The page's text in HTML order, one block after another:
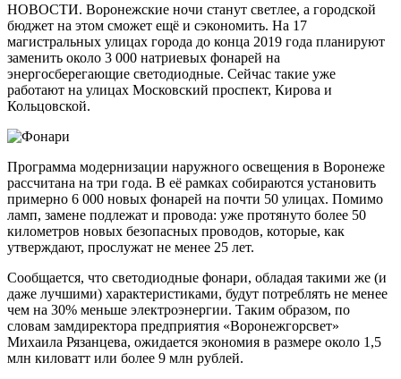
НОВОСТИ. Воронежские ночи станут светлее, а городской
бюджет на этом сможет ещё и сэкономить. На 17
магистральных улицах города до конца 2019 года планируют
заменить около 3 000 натриевых фонарей на
энергосберегающие светодиодные. Сейчас такие уже
работают на улицах Московский проспект, Кирова и
Кольцовской.
Программа модернизации наружного освещения в Воронеже
рассчитана на три года. В её рамках собираются установить
примерно 6 000 новых фонарей на почти 50 улицах. Помимо
ламп, замене подлежат и провода: уже протянуто более 50
километров новых безопасных проводов, которые, как
утверждают, прослужат не менее 25 лет.
Сообщается, что светодиодные фонари, обладая такими же (и
даже лучшими) характеристиками, будут потреблять не менее
чем на 30% меньше электроэнергии. Таким образом, по
словам замдиректора предприятия «Воронежгорсвет»
Михаила Рязанцева, ожидается экономия в размере около 1,5
млн киловатт или более 9 млн рублей.